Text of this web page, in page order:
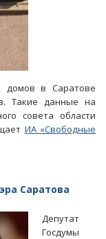
домов в Саратове
Такие данные на
совета области
ИА «Свободные
Саратова
Депутат
Госдумы